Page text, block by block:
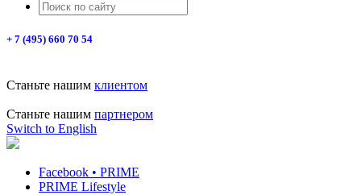
+ 7 (495) 660 70 54
Станьте нашим клиентом
Станьте нашим партнером
Switch to English
Facebook • PRIME
PRIME Lifestyle